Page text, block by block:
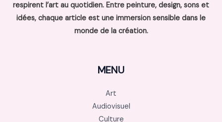
respirent l’art au quotidien. Entre peinture, design, sons et
idées, chaque article est une immersion sensible dans le
monde de la création.
MENU
Art
Audiovisuel
Culture